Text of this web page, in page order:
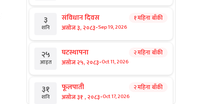
३
शनि
संविधान दिवस
असोज ३, २०८३-Sep 19, 2026
१ महिना बाँकी
२५
आइत
घटस्थापना
असोज २५, २०८३-Oct 11, 2026
२ महिना बाँकी
३१
शनि
फूलपाती
असोज ३१ , २०८३-Oct 17, 2026
२ महिना बाँकी